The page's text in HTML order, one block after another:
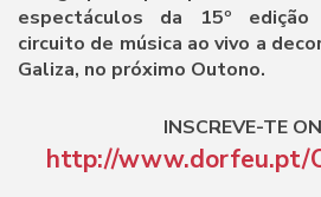
espectáculos da 15º edição
circuito de música ao vivo a
Galiza, no próximo Outono.
INSCREVE-TE
http://www.dorfeu.pt/